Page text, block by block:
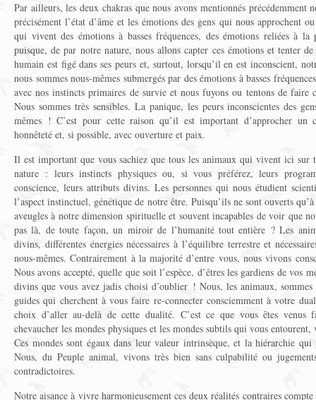
Par ailleurs, les deux chakras que nous avons mentionnés précédemment
précisément l’état d’âme et les émotions des gens qui nous approchent
qui vivent des émotions à basses fréquences, des émotions reliées à la
puisque, de par notre nature, nous allons capter ces émotions et tenter
humain est figé dans ses peurs et, surtout, lorsqu’il en est inconscient,
nous sommes nous-mêmes submergés par des émotions à basses
avec nos instincts primaires de survie et nous fuyons ou tentons de faire
Nous sommes très sensibles. La panique, les peurs inconscientes des
mêmes ! C’est pour cette raison qu’il est important d’approcher un
honnêteté et, si possible, avec ouverture et paix.
Il est important que vous sachiez que tous les animaux qui vivent ici sur
nature : leurs instincts physiques ou, si vous préférez, leurs
conscience, leurs attributs divins. Les personnes qui nous étudient
l’aspect instinctuel, génétique de notre être. Puisqu’ils ne sont ouverts
aveugles à notre dimension spirituelle et souvent incapables de voir que
pas là, de toute façon, un miroir de l’humanité tout entière ? Les
divins, différentes énergies nécessaires à l’équilibre terrestre et
nous-mêmes. Contrairement à la majorité d’entre vous, nous vivons
Nous avons accepté, quelle que soit l’espèce, d’êtres les gardiens de vos
divins que vous avez jadis choisi d’oublier ! Nous, les animaux,
guides qui cherchent à vous faire re-connecter consciemment à votre
choix d’aller au-delà de cette dualité. C’est ce que vous êtes
chevaucher les mondes physiques et les mondes subtils qui vous
Ces mondes sont égaux dans leur valeur intrinsèque, et la hiérarchie
Nous, du Peuple animal, vivons très bien sans culpabilité ou
contradictoires.
Notre aisance à vivre harmonieusement ces deux réalités contraires